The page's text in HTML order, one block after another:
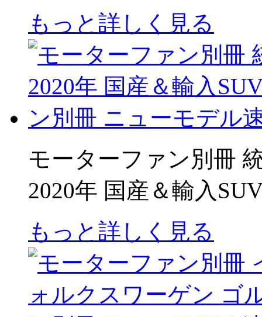
もっと詳しく見る
モーターファン別冊
2020年 国産＆輸入
もっと詳しく見る